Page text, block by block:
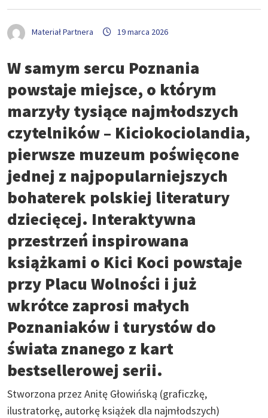
Materiał Partnera 19 marca 2026
W samym sercu Poznania
powstaje miejsce, o którym
marzyły tysiące najmłodszych
czytelników – Kiciokociolandia,
pierwsze muzeum poświęcone
jednej z najpopularniejszych
bohaterek polskiej literatury
dziecięcej. Interaktywna
przestrzeń inspirowana
książkami o Kici Koci powstaje
przy Placu Wolności i już
wkrótce zaprosi małych
Poznaniaków i turystów do
świata znanego z kart
bestsellerowej serii.
Stworzona przez Anitę Głowińską (graficzkę,
ilustratorkę, autorkę książek dla najmłodszych)